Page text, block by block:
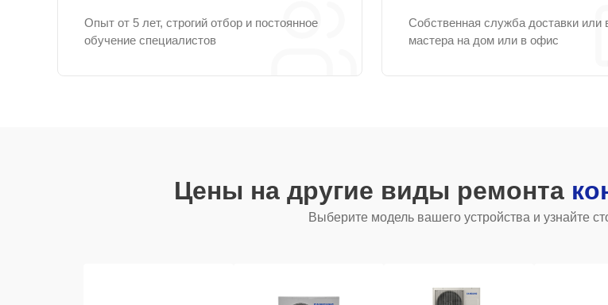
Опыт от 5 лет, строгий отбор и постоянное
обучение специалистов
Собственная служба доставки или
мастера на дом или в офис
Цены на другие виды ремонта
Выберите модель вашего устройства и узнайте